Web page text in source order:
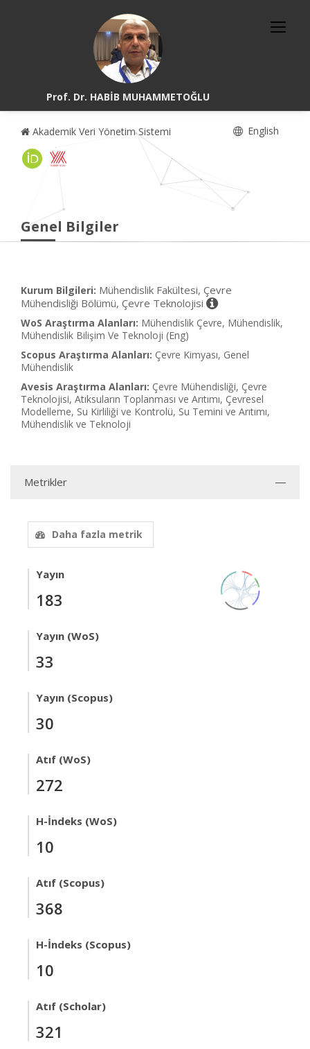
Prof. Dr. HABİB MUHAMMETOĞLU
Akademik Veri Yönetim Sistemi English
Genel Bilgiler
Kurum Bilgileri: Mühendislik Fakültesi, Çevre
Mühendisliği Bölümü, Çevre Teknolojisi
WoS Araştırma Alanları: Mühendislik Çevre, Mühendislik,
Mühendislik Bilişim Ve Teknoloji (Eng)
Scopus Araştırma Alanları: Çevre Kimyası, Genel
Mühendislik
Avesis Araştırma Alanları: Çevre Mühendisliği, Çevre
Teknolojisi, Atıksuların Toplanması ve Arıtımı, Çevresel
Modelleme, Su Kirliliği ve Kontrolü, Su Temini ve Arıtımı,
Mühendislik ve Teknoloji
Metrikler
Daha fazla metrik
Yayın
183
Yayın (WoS)
33
Yayın (Scopus)
30
Atıf (WoS)
272
H-İndeks (WoS)
10
Atıf (Scopus)
368
H-İndeks (Scopus)
10
Atıf (Scholar)
321